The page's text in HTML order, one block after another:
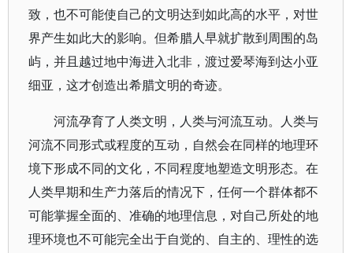
致，也不可能使自己的文明达到如此高的水平，对世
界产生如此大的影响。但希腊人早就扩散到周围的岛
屿，并且越过地中海进入北非，渡过爱琴海到达小亚
细亚，这才创造出希腊文明的奇迹。
河流孕育了人类文明，人类与河流互动。人类与
河流不同形式或程度的互动，自然会在同样的地理环
境下形成不同的文化，不同程度地塑造文明形态。在
人类早期和生产力落后的情况下，任何一个群体都不
可能掌握全面的、准确的地理信息，对自己所处的地
理环境也不可能完全出于自觉的、自主的、理性的选